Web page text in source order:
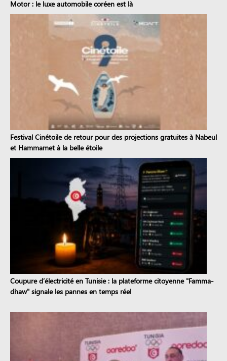
Motor : le luxe automobile coréen est là
Festival Cinétoile de retour pour des projections gratuites à Nabeul
et Hammamet à la belle étoile
Coupure d’électricité en Tunisie : la plateforme citoyenne "Famma-
dhaw" signale les pannes en temps réel